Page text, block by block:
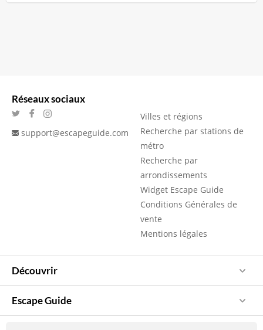
Réseaux sociaux
support@escapeguide.com
Villes et régions
Recherche par stations de
métro
Recherche par
arrondissements
Widget Escape Guide
Conditions Générales de
vente
Mentions légales
Découvrir
Escape Guide